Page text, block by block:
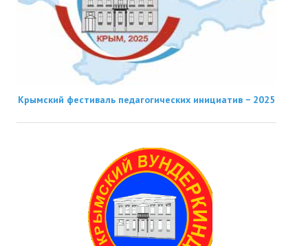
Крымский фестиваль педагогических инициатив − 2025